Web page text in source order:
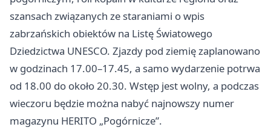
szansach związanych ze staraniami o wpis
zabrzańskich obiektów na Listę Światowego
Dziedzictwa UNESCO. Zjazdy pod ziemię zaplanowano
w godzinach 17.00–17.45, a samo wydarzenie potrwa
od 18.00 do około 20.30. Wstęp jest wolny, a podczas
wieczoru będzie można nabyć najnowszy numer
magazynu HERITO „Pogórnicze”.